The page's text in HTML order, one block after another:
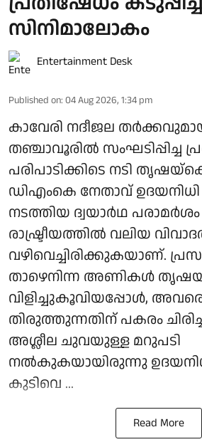
സിനിമാലോകം
Entertainment Desk
Published on: 04 Aug 2026, 1:34 pm
കാവേരി നദീജല
തഞ്ചാവൂരിൽ സംഘടിപ്പിച്ച
പരിപാടിക്കിടെ നടി
ഡിഎംകെ നേതാവ് ഉദയനിധി
നടത്തിയ ദ്വയാർഥ പരാമർശം
രാഷ്ട്രീയത്തിൽ വലിയ
വഴിവെച്ചിരിക്കുകയാണ്.
താഴെനിന്ന അണികൾ
വിളിച്ചുകൂവിയപ്പോൾ,
തിരുത്തുന്നതിന് പകരം
അശ്ലീല ചുവയുള്ള മറുപടി
നൽകുകയായിരുന്നു
കുടിവെ ...
Read More